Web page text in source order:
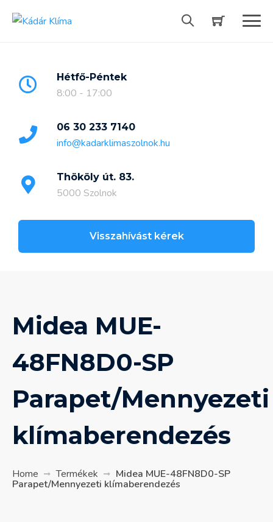
Hétfő-Péntek
8:00 - 17:00
06 30 233 7140
info@kadarklimaszolnok.hu
Thököly út. 83.
5000 Szolnok
Visszahívást kérek
Midea MUE-
48FN8D0-SP
Parapet/Mennyezeti
klímaberendezés
Home Termékek Midea MUE-48FN8D0-SP
Parapet/Mennyezeti klímaberendezés